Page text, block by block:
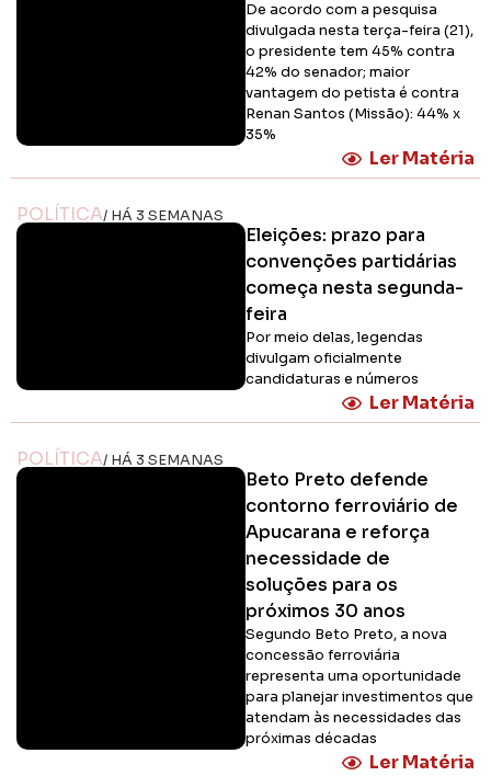
De acordo com a pesquisa
divulgada nesta terça-feira (21),
o presidente tem 45% contra
42% do senador; maior
vantagem do petista é contra
Renan Santos (Missão): 44% x
35%
Ler Matéria
POLÍTICA/ HÁ 3 SEMANAS
Eleições: prazo para
convenções partidárias
começa nesta segunda-
feira
Por meio delas, legendas
divulgam oficialmente
candidaturas e números
Ler Matéria
POLÍTICA/ HÁ 3 SEMANAS
Beto Preto defende
contorno ferroviário de
Apucarana e reforça
necessidade de
soluções para os
próximos 30 anos
Segundo Beto Preto, a nova
concessão ferroviária
representa uma oportunidade
para planejar investimentos que
atendam às necessidades das
próximas décadas
Ler Matéria